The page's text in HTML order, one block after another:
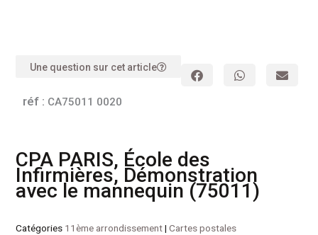
Une question sur cet article
réf : CA75011 0020
CPA PARIS, École des
Infirmières, Démonstration
avec le mannequin (75011)
Catégories 11ème arrondissement|Cartes postales